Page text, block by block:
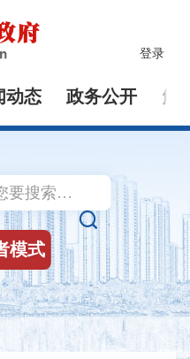
登录
动态 政务公开 解

模式